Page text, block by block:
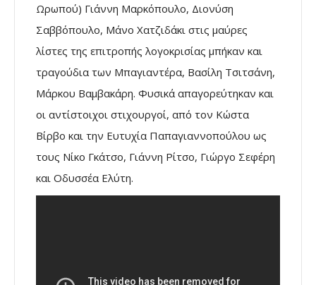
Ωρωπού) Γιάννη Μαρκόπουλο, Διονύση
Σαββόπουλο, Μάνο Χατζιδάκι στις μαύρες
λίστες της επιτροπής λογοκρισίας μπήκαν και
τραγούδια των Μπαγιαντέρα, Βασίλη Τσιτσάνη,
Μάρκου Βαμβακάρη. Φυσικά απαγορεύτηκαν και
οι αντίστοιχοι στιχουργοί, από τον Κώστα
Βίρβο και την Ευτυχία Παπαγιαννοπούλου ως
τους Νίκο Γκάτσο, Γιάννη Ρίτσο, Γιώργο Σεφέρη
και Οδυσσέα Ελύτη.